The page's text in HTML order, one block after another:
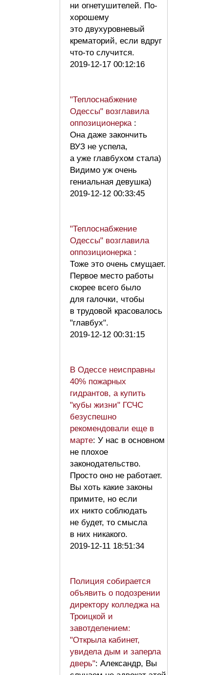
ни огнетушителей. По-
хорошему
это двухуровневый
крематорий, если вдруг
что-то случится.
2019-12-17 00:12:16
"Теплоснабжение
Одессы" возглавила
оппозиционерка :
Она даже закончить
ВУЗ не успела,
а уже главбухом стала)
Видимо уж очень
гениальная девушка)
2019-12-12 00:33:45
"Теплоснабжение
Одессы" возглавила
оппозиционерка :
Тоже это очень смущает.
Первое место работы
скорее всего было
для галочки, чтобы
в трудовой красовалось
"главбух".
2019-12-12 00:31:15
В Одессе неисправны
40% пожарных
гидрантов, а купить
"кубы жизни" ГСЧС
безуспешно
рекомендовали еще в
марте: У нас в основном
не плохое
законодательство.
Просто оно не работает.
Вы хоть какие законы
примите, но если
их никто соблюдать
не будет, то смысла
в них никакого.
2019-12-11 18:51:34
Полиция собирается
объявить о подозрении
директору колледжа на
Троицкой и
завотделением:
"Открыла кабинет,
увидела дым и заперла
дверь": Александр, Вы